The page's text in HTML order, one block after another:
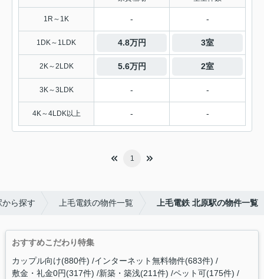
1R～1K - -
1DK～1LDK 4.8万円 3室
2K～2LDK 5.6万円 2室
3K～3LDK - -
4K～4LDK以上 - -
1
ら探す 上毛電鉄の物件一覧 上毛電鉄 北原駅の物件一覧
おすすめこだわり特集
カップル向け(880件) インターネット無料物件(683件)
敷金・礼金0円(317件) 新築・築浅(211件) ペット可(175件)